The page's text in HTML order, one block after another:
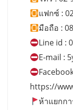
แฟกซ์ :
มือถือ :
Line id :
E-mail :
https://
ห้าแยกก